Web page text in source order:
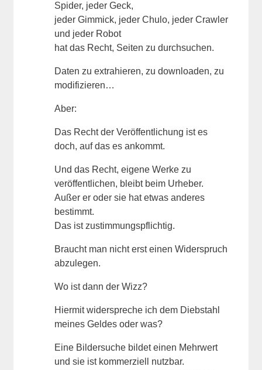
Spider, jeder Geck,
jeder Gimmick, jeder Chulo, jeder Crawler
und jeder Robot
hat das Recht, Seiten zu durchsuchen.
Daten zu extrahieren, zu downloaden, zu
modifizieren…
Aber:
Das Recht der Veröffentlichung ist es
doch, auf das es ankommt.
Und das Recht, eigene Werke zu
veröffentlichen, bleibt beim Urheber.
Außer er oder sie hat etwas anderes
bestimmt.
Das ist zustimmungspflichtig.
Braucht man nicht erst einen Widerspruch
abzulegen.
Wo ist dann der Wizz?
Hiermit widerspreche ich dem Diebstahl
meines Geldes oder was?
Eine Bildersuche bildet einen Mehrwert
und sie ist kommerziell nutzbar.